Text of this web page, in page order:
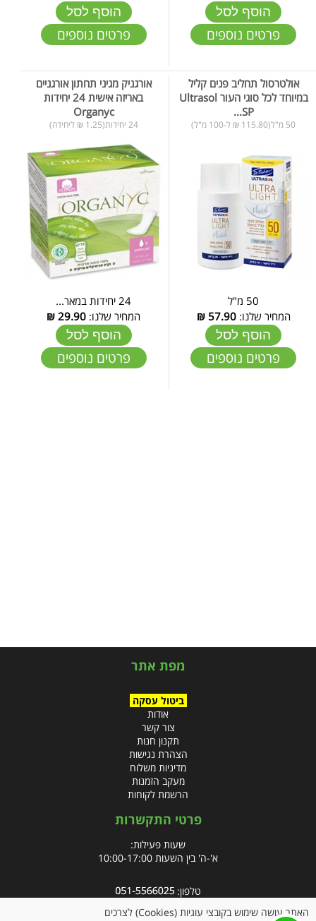
הוסף לסל
פרטים נוספים
הוסף לסל
פרטים נוספים
אולטרסול תחליב פנים קליל
במיוחד לכל סוגי העור Ultrasol
SP...
50 מ"ל(115.80 ₪ ל-100 מ"ל)
50 מ"ל
המחיר שלנו:57.90
₪
הוסף לסל
פרטים נוספים
אורגניק מגיני תחתון אורגניים
באריזה אישית 24 יחידות
Organyc
24 יחידות(1.25 ₪ ליחידה)
24 יחידות במאר...
המחיר שלנו: 29.90
₪
הוסף לסל
פרטים נוספים
מפת אתר
ביטול עסקה
אודות
צור קשר
תקנון חנות
הצהרת נגישות
מדיניות משלוח
מעקב הזמנות
הרשמת לקוחות
פרטי התקשרות
שעות פעילות:
א'-ה' בין השעות 10:00-17:00
טלפון:
האתר עושה שימוש בקובצי עוגיות (Cookies) לצרכים